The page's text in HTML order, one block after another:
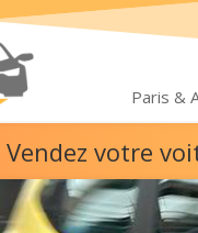
Paris &
votre